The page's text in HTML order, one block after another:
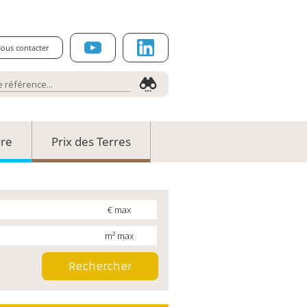
contacter
Prix des Terres
€ max
m² max